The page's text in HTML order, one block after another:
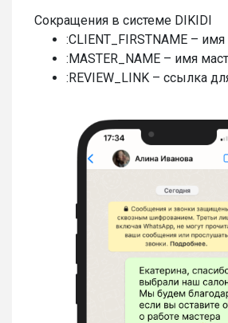
Сокращения в системе DIKIDI
:CLIENT_FIRSTNAME –
:MASTER_NAME – имя
:REVIEW_LINK – ссылка